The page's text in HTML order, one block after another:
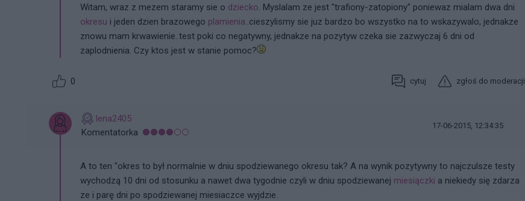
Witam, wraz z mezem staramy sie o dziecko. Myslalam ze jest "trafiony-zatopiony" poniewaz mialam dwa dni
okresu i jeden dzien brazowego plamienia..cieszylismy sie juz bardzo bo wszystko na to wskazywalo, jednakze
znowu mam krwawienie..test poki co negatywny, jednakze na pozytyw czeka sie zazwyczaj 6 dni od
zaplodnienia. Czy ktos jest w stanie pomoc?
0 cytuj zgłoś do moderacji
lena2405
Komentatorka
17-06-2015, 12:34:35
A to ten "okres to był normalnie w dniu spodziewanego okresu tak? A na wynik pozytywny to najczulsze testy
wychodzą 10 dni od stosunku a nawet dwa tygodnie czyli w dniu spodziewanej miesiączki a niekiedy się zdarza
ze i parę dni po spodziewanej miesiaczce wyjdzie.